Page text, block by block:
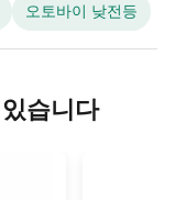
오토바이 낮전등
습니다